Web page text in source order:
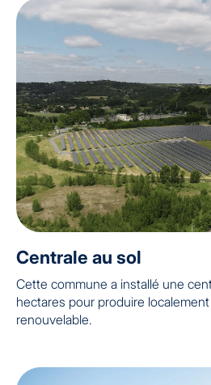
Centrale au sol
Cette commune a installé une
hectares pour produire localement
renouvelable.